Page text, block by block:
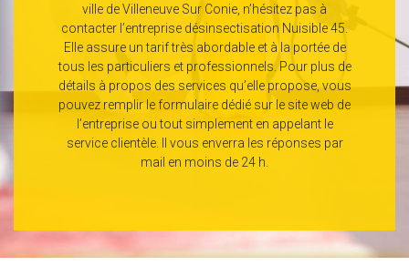
ville de Villeneuve Sur Conie, n’hésitez pas à
contacter l’entreprise désinsectisation Nuisible 45.
Elle assure un tarif très abordable et à la portée de
tous les particuliers et professionnels. Pour plus de
détails à propos des services qu’elle propose, vous
pouvez remplir le formulaire dédié sur le site web de
l’entreprise ou tout simplement en appelant le
service clientèle. Il vous enverra les réponses par
mail en moins de 24 h.